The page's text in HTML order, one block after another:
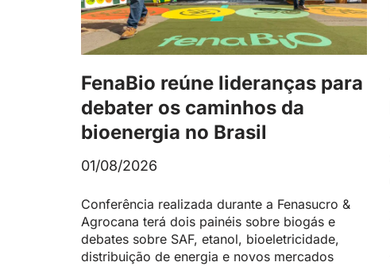
FenaBio reúne lideranças para
debater os caminhos da
bioenergia no Brasil
01/08/2026
Conferência realizada durante a Fenasucro &
Agrocana terá dois painéis sobre biogás e
debates sobre SAF, etanol, bioeletricidade,
distribuição de energia e novos mercados